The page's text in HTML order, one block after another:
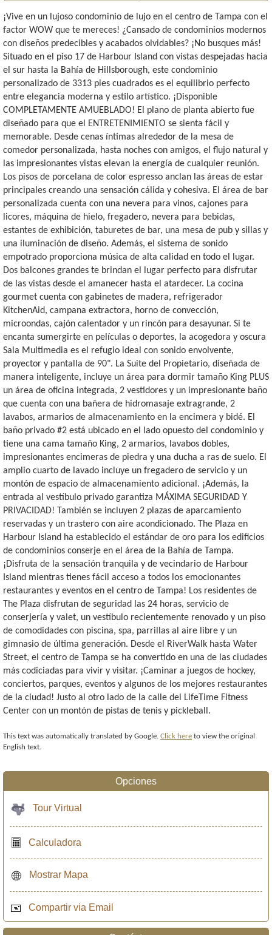
¡Vive en un lujoso condominio de lujo en el centro de Tampa con el
factor WOW que te mereces! ¿Cansado de condominios modernos
con diseños predecibles y acabados olvidables? ¡No busques más!
Situado en el piso 17 de Harbour Island con vistas despejadas hacia
el sur hasta la Bahía de Hillsborough, este condominio
personalizado de 3313 pies cuadrados es el equilibrio perfecto
entre elegancia moderna y estilo artístico. ¡Disponible
COMPLETAMENTE AMUEBLADO! El plano de planta abierto fue
diseñado para que el ENTRETENIMIENTO se sienta fácil y
memorable. Desde cenas íntimas alrededor de la mesa de
comedor personalizada, hasta noches con amigos, el flujo natural y
las impresionantes vistas elevan la energía de cualquier reunión.
Los pisos de porcelana de color espresso anclan las áreas de estar
principales creando una sensación cálida y cohesiva. El área de bar
personalizada cuenta con una nevera para vinos, cajones para
licores, máquina de hielo, fregadero, nevera para bebidas,
estantes de exhibición, taburetes de bar, una mesa de pub y sillas y
una iluminación de diseño. Además, el sistema de sonido
empotrado proporciona música de alta calidad en todo el lugar.
Dos balcones grandes te brindan el lugar perfecto para disfrutar
de las vistas desde el amanecer hasta el atardecer. La cocina
gourmet cuenta con gabinetes de madera, refrigerador
KitchenAid, campana extractora, horno de convección,
microondas, cajón calentador y un rincón para desayunar. Si te
encanta sumergirte en películas o deportes, la acogedora y oscura
Sala Multimedia es el refugio ideal con sonido envolvente,
proyector y pantalla de 90". La Suite del Propietario, diseñada de
manera inteligente, incluye un área para dormir tamaño King PLUS
un área de oficina integrada, 2 vestidores y un impresionante baño
que cuenta con una bañera de hidromasaje extragrande, 2
lavabos, armarios de almacenamiento en la encimera y bidé. El
baño privado #2 está ubicado en el lado opuesto del condominio y
tiene una cama tamaño King, 2 armarios, lavabos dobles,
impresionantes encimeras de piedra y una ducha a ras de suelo. El
amplio cuarto de lavado incluye un fregadero de servicio y un
montón de espacio de almacenamiento adicional. ¡Además, la
entrada al vestíbulo privado garantiza MÁXIMA SEGURIDAD Y
PRIVACIDAD! También se incluyen 2 plazas de aparcamiento
reservadas y un trastero con aire acondicionado. The Plaza en
Harbour Island ha establecido el estándar de oro para los edificios
de condominios conserje en el área de la Bahía de Tampa.
¡Disfruta de la sensación tranquila y de vecindario de Harbour
Island mientras tienes fácil acceso a todos los emocionantes
restaurantes y eventos en el centro de Tampa! Los residentes de
The Plaza disfrutan de seguridad las 24 horas, servicio de
conserjería y valet, un vestíbulo recientemente renovado y un piso
de comodidades con piscina, spa, parrillas al aire libre y un
gimnasio de última generación. Desde el RiverWalk hasta Water
Street, el centro de Tampa se ha convertido en una de las ciudades
más codiciadas para vivir y visitar. ¡Caminar a juegos de hockey,
conciertos, parques, eventos y algunos de los mejores restaurantes
de la ciudad! Justo al otro lado de la calle del LifeTime Fitness
Center con un montón de pistas de tenis y pickleball.
This text was automatically translated by Google. Click here to view the original
English text.
Opciones
Tour Virtual
Calculadora
Mostrar Mapa
Compartir via Email